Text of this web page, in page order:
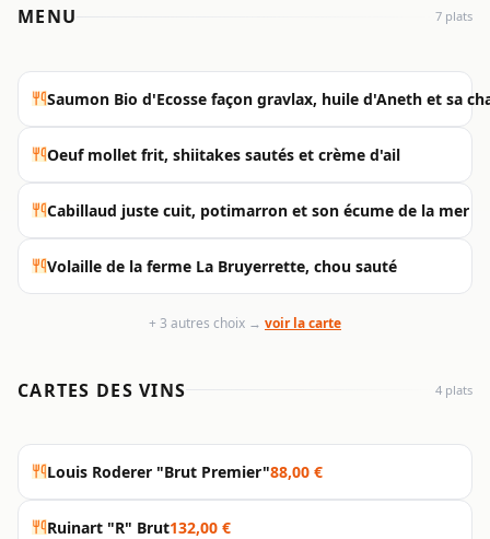
MENU 7 plats
Saumon Bio d'Ecosse façon gravlax, huile d'Aneth et sa
Oeuf mollet frit, shiitakes sautés et crème d'ail
Cabillaud juste cuit, potimarron et son écume de la mer
Volaille de la ferme La Bruyerrette, chou sauté
+ 3 autres choix → voir la carte
CARTES DES VINS 4 plats
Louis Roderer "Brut Premier"88,00 €
Ruinart "R" Brut132,00 €